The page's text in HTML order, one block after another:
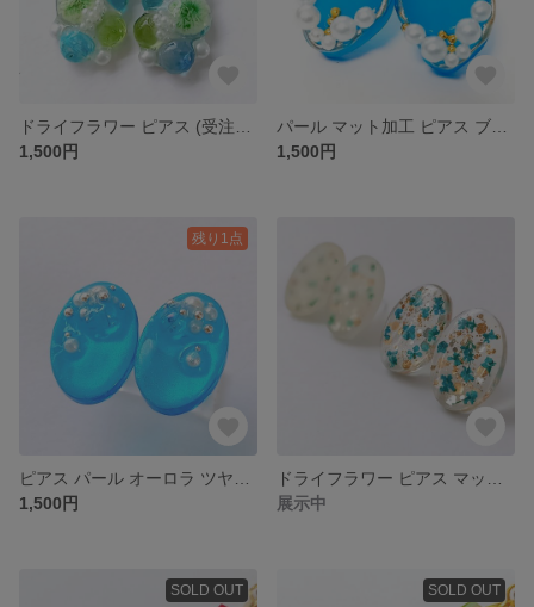
1,500円
1,500円
残り1点
1,500円
展示中
SOLD OUT SOLD OUT